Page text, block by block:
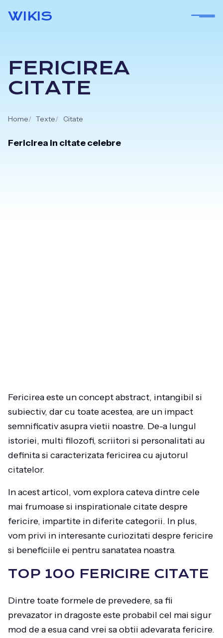
WIKIS
FERICIREA
CITATE
Home Texte Citate
Fericirea in citate celebre
Fericirea este un concept abstract, intangibil si
subiectiv, dar cu toate acestea, are un impact
semnificativ asupra vietii noastre. De-a lungul
istoriei, multi filozofi, scriitori si personalitati au
definita si caracterizata fericirea cu ajutorul
citatelor.
In acest articol, vom explora cateva dintre cele
mai frumoase si inspirationale citate despre
fericire, impartite in diferite categorii. In plus,
vom privi in interesante curiozitati despre fericire
si beneficiile ei pentru sanatatea noastra.
TOP 100 FERICIRE CITATE
Dintre toate formele de prevedere, sa fii
prevazator in dragoste este probabil cel mai sigur
mod de a esua cand vrei sa obtii adevarata fericire.